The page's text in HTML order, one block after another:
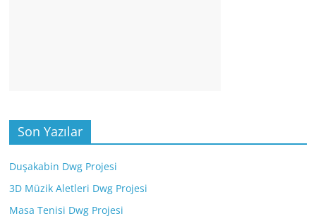
Son Yazılar
Duşakabin Dwg Projesi
3D Müzik Aletleri Dwg Projesi
Masa Tenisi Dwg Projesi